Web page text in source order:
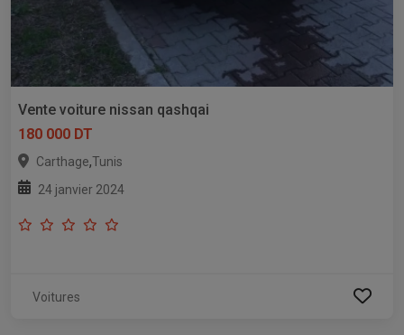
Vente voiture nissan qashqai
180 000 DT
Carthage,Tunis
24 janvier 2024
Voitures